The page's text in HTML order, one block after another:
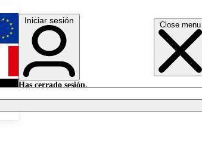
Close menu
English
Français
Iniciar sesión
Has cerrado sesión.